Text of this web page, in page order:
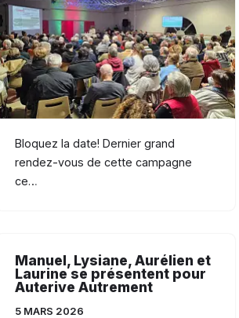
Bloquez la date! Dernier grand
rendez-vous de cette campagne
ce…
Manuel, Lysiane, Aurélien et
Laurine se présentent pour
Auterive Autrement
5 MARS 2026